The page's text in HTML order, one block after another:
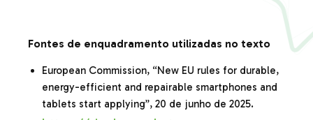
Fontes de enquadramento utilizadas no texto
European Commission, “New EU rules for durable,
energy-efficient and repairable smartphones and
tablets start applying”, 20 de junho de 2025.